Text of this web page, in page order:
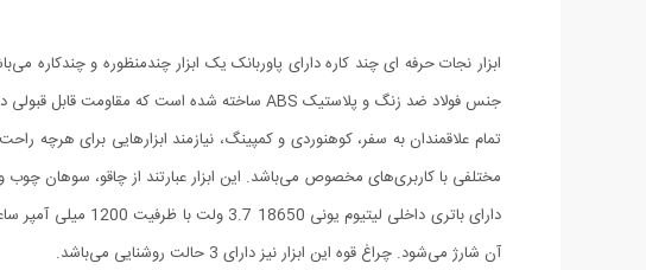
ابزار نجات حرفه ای چند کاره دارای پاوربانک یک ابزار چندمنظوره و چندکاره
جنس فولاد ضد زنگ و پلاستیک ABS ساخته شده است که مقاومت قابل قبولی در برابر نفوذ آب و گرد غبار از خود ارائه می‌دهد. این متریال دارای قدرت تحمل نیروی بالایی می‌باشد.
تمام علاقمندان به سفر، کوهنوردی و کمپینگ، نیازمند ابزارهایی برای
مختلفی با کاربری‌های مخصوص می‌باشد. این ابزار عبارتند از چاقو، سوهان چوب و فلز، چاقوی اره‌ای،در باز کن،
آن شارژ می‌شود. چراغ قوه این ابزار نیز دارای 3 حالت روشنایی می‌باشد.